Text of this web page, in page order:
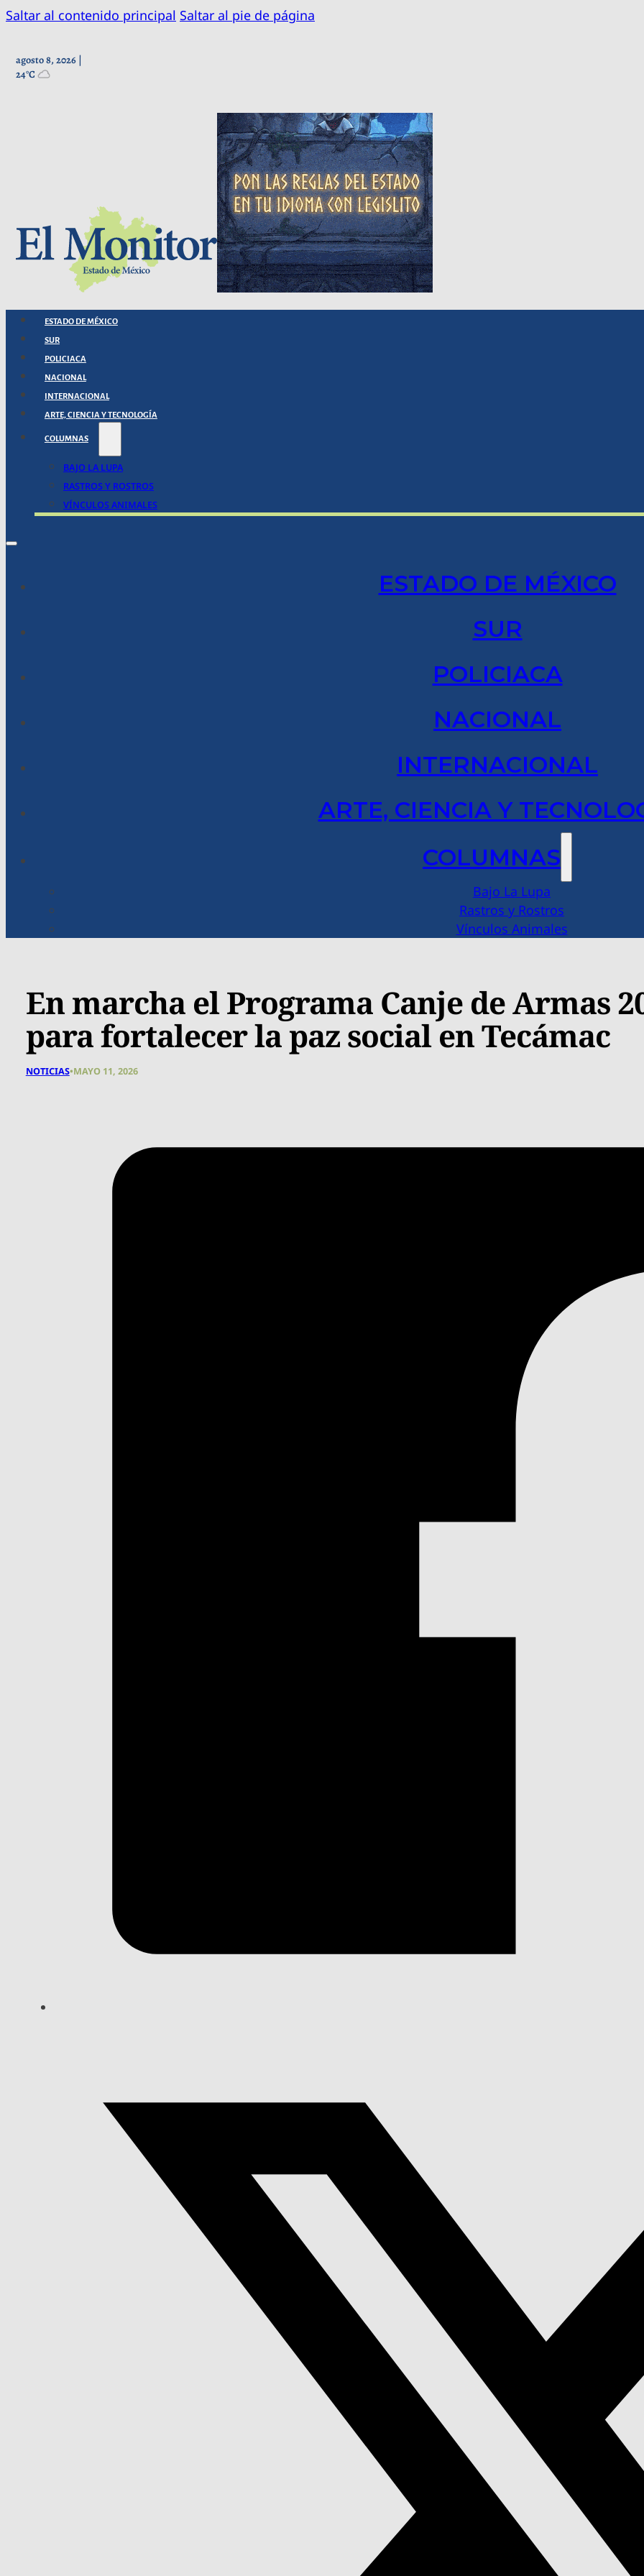
Saltar al contenido principal Saltar al pie de página
agosto 8, 2026 |
24°C
ESTADO DE MÉXICO
SUR
POLICIACA
NACIONAL
INTERNACIONAL
ARTE, CIENCIA Y TECNOLOGÍA
COLUMNAS
BAJO LA LUPA
RASTROS Y ROSTROS
VÍNCULOS ANIMALES
ESTADO DE MÉXICO
SUR
POLICIACA
NACIONAL
INTERNACIONAL
ARTE, CIENCIA Y
COLUMNAS
Bajo La Lupa
Rastros y Rostros
Vínculos Animales
En marcha el Programa Canje de Armas
para fortalecer la paz social en Tecámac
NOTICIAS•MAYO 11, 2026